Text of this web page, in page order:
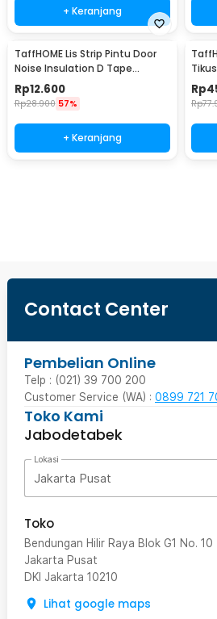
+ Keranjang
TaffHOME Lis Strip Pintu Door
Noise Insulation D Tape
9x6mm 10M - KK-062
Rp12.600
Rp28.900 57%
+ Keranjang
Rp
Rp
Contact Center
Pembelian Online
Telp : (021) 39 700 200
Customer Service (WA) : 0899 721
Toko Kami
Jabodetabek
Lokasi
Jakarta Pusat
Toko
Bendungan Hilir Raya Blok G1 No. 10
Jakarta Pusat
DKI Jakarta 10210
Lihat google maps